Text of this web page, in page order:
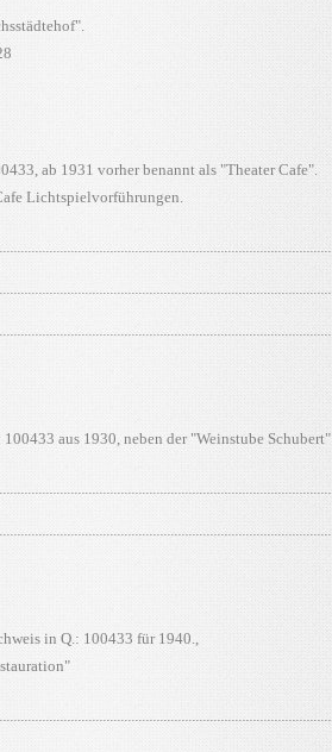
ab 1931 vorher benannt als "Theater Cafe".
Lichtspielvorführungen.
aus 1930, neben der "Weinstube Schubert"
in Q.: 100433 für 1940.,